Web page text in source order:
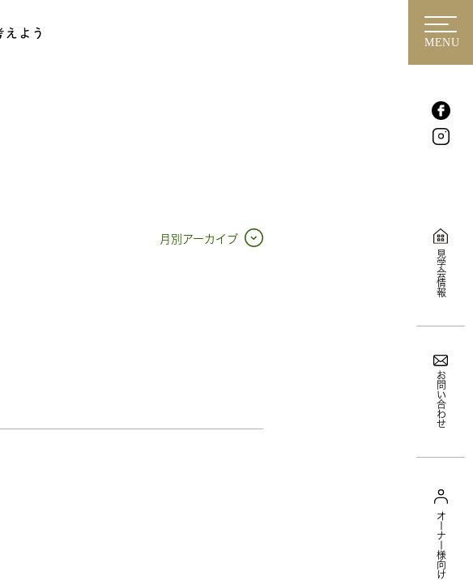
よう
MENU
見学会情報
お問い合わせ
オーナー様向け
月別アーカイブ